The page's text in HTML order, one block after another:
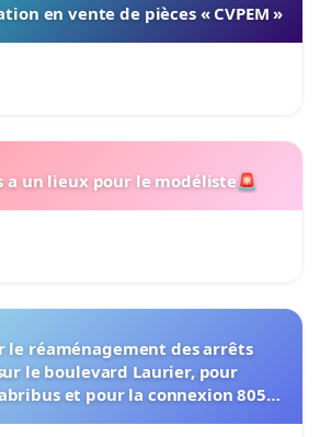
en vente de pièces « CVPEM »
a un lieux pour le modéliste🚨
le réaménagement des arrêts
le boulevard Laurier, pour
et pour la connexion 805-